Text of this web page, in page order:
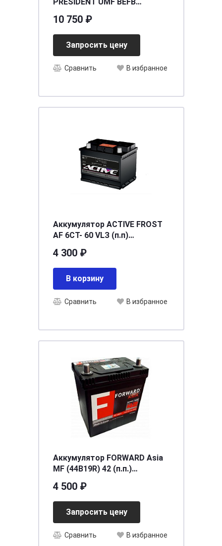
10 750 ₽
Запросить цену
Сравнить В избранное
Аккумулятор ACTIVE FROST
AF 6СТ- 60 VLЗ (п.п)
4 300 ₽
В корзину
Сравнить В избранное
Аккумулятор FORWARD Asia
MF (44B19R) 42 (п.п.)
4 500 ₽
Запросить цену
Сравнить В избранное